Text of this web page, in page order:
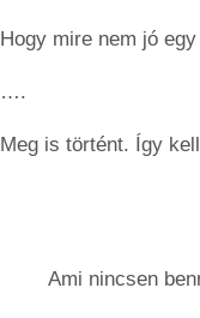
Hogy mire nem jó
….
Meg is történt. Így
Ami nincsen